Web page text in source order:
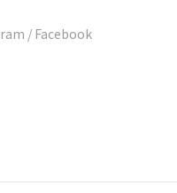
/ Facebook